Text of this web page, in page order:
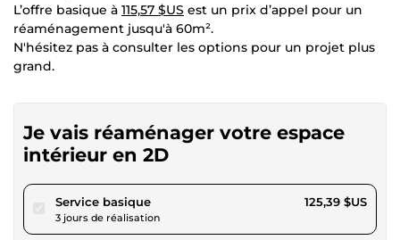
L’offre basique à 115,57 $US est un prix d’appel pour un
réaménagement jusqu'à 60m².
N'hésitez pas à consulter les options pour un projet plus
grand.
Je vais réaménager votre espace
intérieur en 2D
Service basiquepour 115,57 $US
3 jours de réalisation
125,39 $US